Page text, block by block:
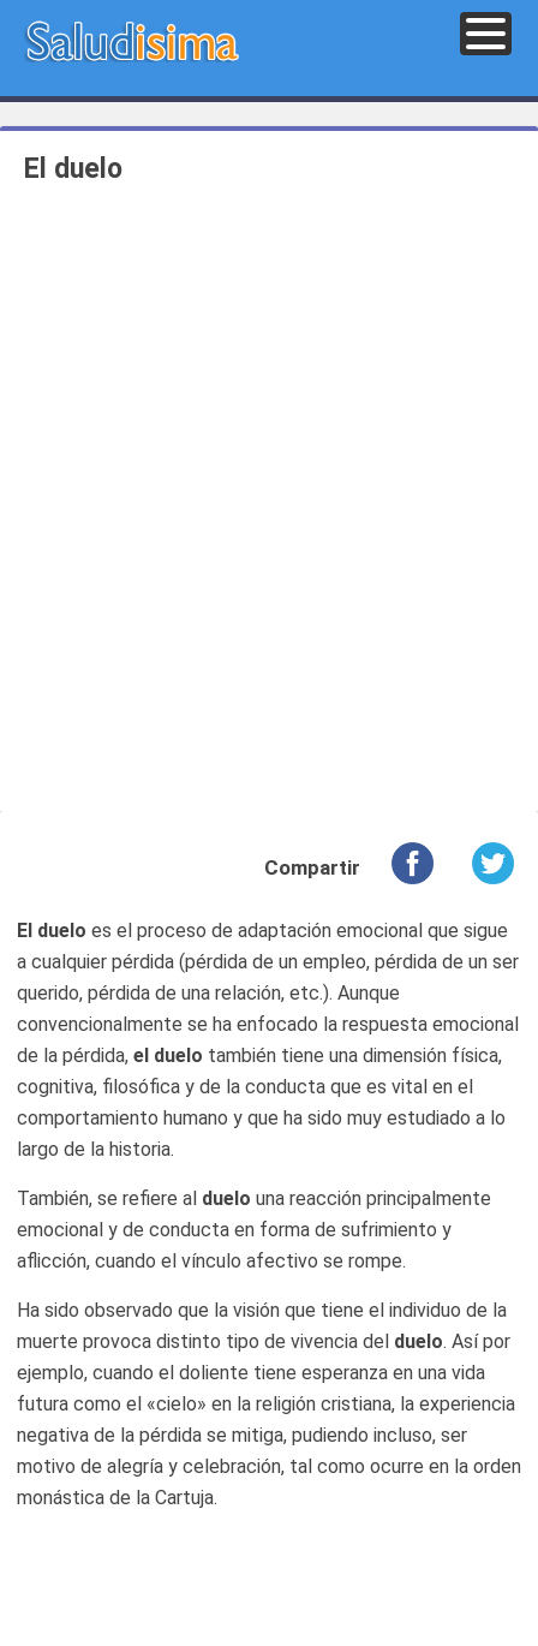
El duelo
Compartir
El duelo es el proceso de adaptación emocional que sigue
a cualquier pérdida (pérdida de un empleo, pérdida de un ser
querido, pérdida de una relación, etc.). Aunque
convencionalmente se ha enfocado la respuesta emocional
de la pérdida, el duelo también tiene una dimensión física,
cognitiva, filosófica y de la conducta que es vital en el
comportamiento humano y que ha sido muy estudiado a lo
largo de la historia.
También, se refiere al duelo una reacción principalmente
emocional y de conducta en forma de sufrimiento y
aflicción, cuando el vínculo afectivo se rompe.
Ha sido observado que la visión que tiene el individuo de la
muerte provoca distinto tipo de vivencia del duelo. Así por
ejemplo, cuando el doliente tiene esperanza en una vida
futura como el «cielo» en la religión cristiana, la experiencia
negativa de la pérdida se mitiga, pudiendo incluso, ser
motivo de alegría y celebración, tal como ocurre en la orden
monástica de la Cartuja.